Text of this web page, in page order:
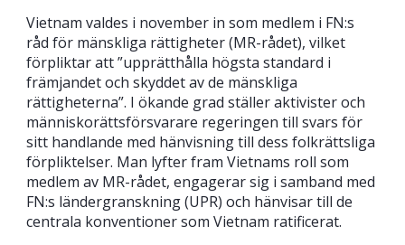
Vietnam valdes i november in som medlem i FN:s
råd för mänskliga rättigheter (MR-rådet), vilket
förpliktar att ”upprätthålla högsta standard i
främjandet och skyddet av de mänskliga
rättigheterna”. I ökande grad ställer aktivister och
människorättsförsvarare regeringen till svars för
sitt handlande med hänvisning till dess folkrättsliga
förpliktelser. Man lyfter fram Vietnams roll som
medlem av MR-rådet, engagerar sig i samband med
FN:s ländergranskning (UPR) och hänvisar till de
centrala konventioner som Vietnam ratificerat.